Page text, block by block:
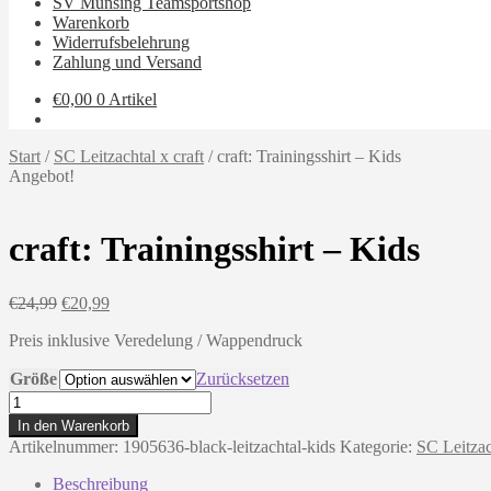
Warenkorb
Widerrufsbelehrung
Zahlung und Versand
€0,00 0 Artikel
Start / SC Leitzachtal x craft /craft: Trainingsshirt – Kids
Angebot!
craft: Trainingsshirt – Kids
€24,99 Ursprünglicher
war:
€20,99Aktueller
ist:
Preis inklusive Veredelung / Wappendruck
Größe
Zurücksetzen
craft:
Trainingsshirt
-
Kids
Menge
In den Warenkorb
Artikelnummer: 1905636-black-leitzachtal-kids Kategorie: SC
Beschreibung